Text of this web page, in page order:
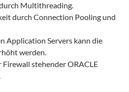
Multithreading.
durch Connection Pooling und
Application Servers kann die
werden.
stehender ORACLE